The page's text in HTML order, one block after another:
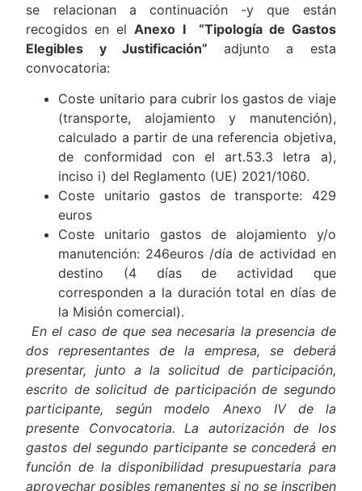
se relacionan a continuación -y que están
recogidos en elAnexo I “Tipología de Gastos
Elegibles y Justificación” adjunto a esta
convocatoria:
Coste unitario para cubrir los gastos de viaje
(transporte, alojamiento y manutención),
calculado a partir de una referencia objetiva,
de conformidad con el art.53.3 letra a),
inciso i) del Reglamento (UE) 2021/1060.
Coste unitario gastos de transporte: 429
euros
Coste unitario gastos de alojamiento y/o
manutención: 246euros /día de actividad en
destino (4 días de actividad que
corresponden a la duración total en días de
la Misión comercial).
En el caso de que sea necesaria la presencia de
dos representantes de la empresa, se deberá
presentar, junto a la solicitud de participación,
escrito de solicitud de participación de segundo
participante, según modelo Anexo IV de la
presente Convocatoria. La autorización de los
gastos del segundo participante se concederá en
función de la disponibilidad presupuestaria para
aprovechar posibles remanentes si no se inscriben